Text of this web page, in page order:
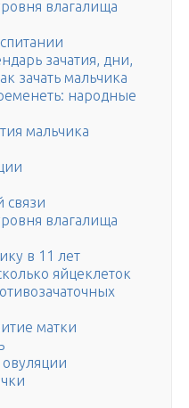
влагалища
зачатия, дни,
зачать мальчика
народные
мальчика
связи
влагалища
в 11 лет
яйцеклеток
матки